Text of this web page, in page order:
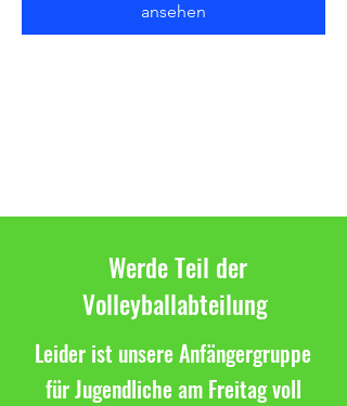
ansehen
Werde Teil der
Volleyballabteilung
Leider ist unsere Anfängergruppe
für Jugendliche am Freitag voll